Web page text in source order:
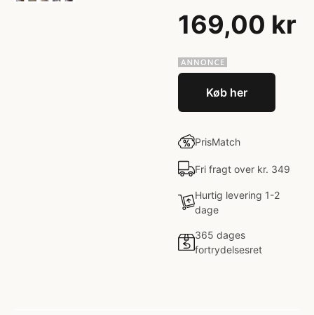
169,00 kr
Køb her
PrisMatch
Fri fragt over kr. 349
Hurtig levering 1-2
dage
365 dages
fortrydelsesret